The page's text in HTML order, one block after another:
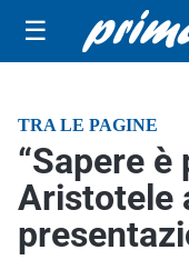
☰
TRA LE PAGINE
“Sapere è
Aristotele